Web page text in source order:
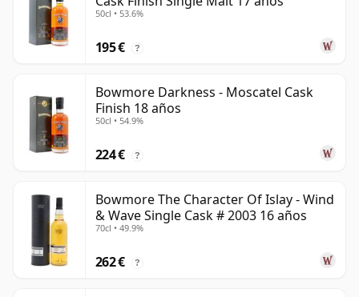
50cl • 53.6%
195 € ?
Bowmore Darkness - Moscatel Cask
Finish 18 años
50cl • 54.9%
224 € ?
Bowmore The Character Of Islay - Wind
& Wave Single Cask # 2003 16 años
70cl • 49.9%
262 € ?